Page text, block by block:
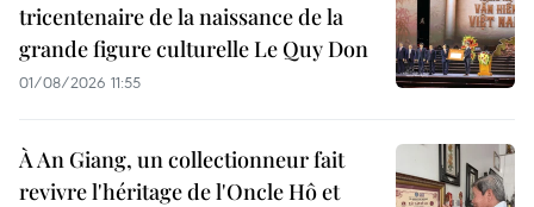
tricentenaire de la naissance de la
grande figure culturelle Le Quy Don
01/08/2026 11:55
À An Giang, un collectionneur fait
revivre l'héritage de l'Oncle Hô et